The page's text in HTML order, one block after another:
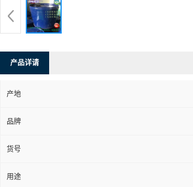
产品详请
产地
品牌
货号
用途